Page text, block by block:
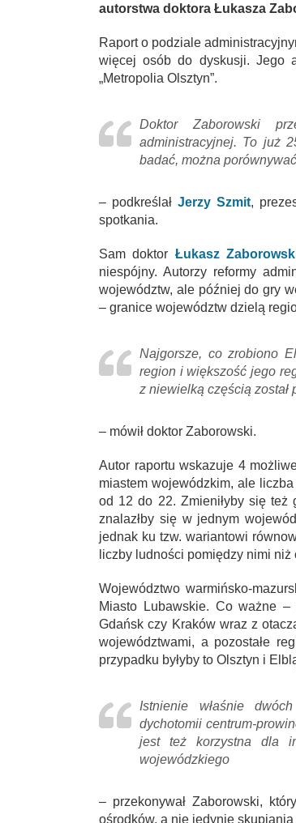
autorstwa doktora Łukasza
Raport o podziale
więcej osób do dyskusji. Jego
„Metropolia Olsztyn”.
Doktor Zaborowski
administracyjnej. To już
badać, można porównywać
– podkreślał Jerzy Szmit,
spotkania.
Sam doktor Łukasz
niespójny. Autorzy reformy
województw, ale później do gry
– granice województw dzielą
Najgorsze, co zrobiono
region i większość jego
z niewielką częścią został
– mówił doktor Zaborowski.
Autor raportu wskazuje 4
miastem wojewódzkim, ale
od 12 do 22. Zmieniłyby się też
znalazłby się w jednym
jednak ku tzw. wariantowi
liczby ludności pomiędzy nimi niż
Województwo warmińsko-
Miasto Lubawskie. Co ważne
Gdańsk czy Kraków wraz z
województwami, a pozostałe
przypadku byłyby to Olsztyn i
Istnienie właśnie
dychotomii centrum-
jest też korzystna dla
wojewódzkiego
– przekonywał Zaborowski,
ośrodków, a nie jedynie